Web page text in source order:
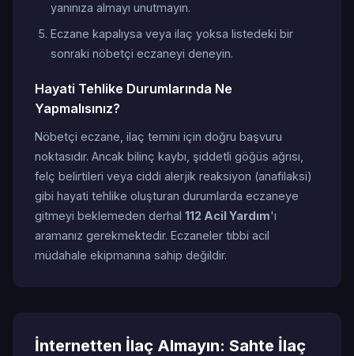
yanınıza almayı unutmayın.
Eczane kapalıysa veya ilaç yoksa listedeki bir
sonraki nöbetçi eczaneyi deneyin.
Hayati Tehlike Durumlarında Ne
Yapmalısınız?
Nöbetçi eczane, ilaç temini için doğru başvuru
noktasıdır. Ancak bilinç kaybı, şiddetli göğüs ağrısı,
felç belirtileri veya ciddi alerjik reaksiyon (anafilaksi)
gibi hayati tehlike oluşturan durumlarda eczaneye
gitmeyi beklemeden derhal 112 Acil Yardım'ı
aramanız gerekmektedir. Eczaneler tıbbi acil
müdahale ekipmanına sahip değildir.
İnternetten İlaç Almayın: Sahte İlaç